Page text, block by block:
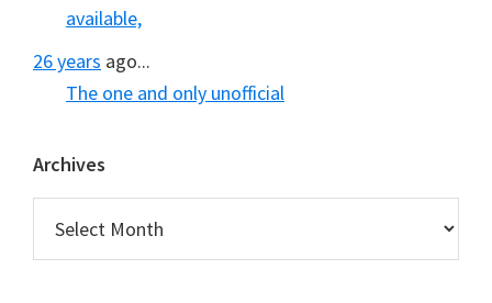
available,
26 years ago...
The one and only unofficial
Archives